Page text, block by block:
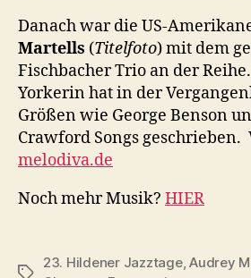
Danach war die US-
Martells (Titelfoto) mit dem
Fischbacher Trio an der
Yorkerin hat in der
Größen wie George Benson
Crawford Songs
melodiva.de
Noch mehr Musik? HIER
Schlagwörter
23. Hildener Jazztage,Audrey